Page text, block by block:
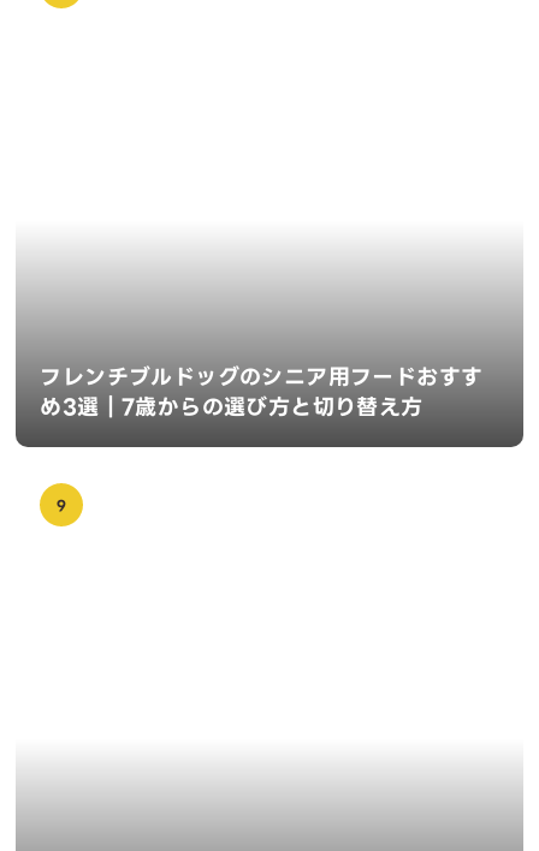
フレンチブルドッグのシニア用フードおすす
め3選｜7歳からの選び方と切り替え方
9